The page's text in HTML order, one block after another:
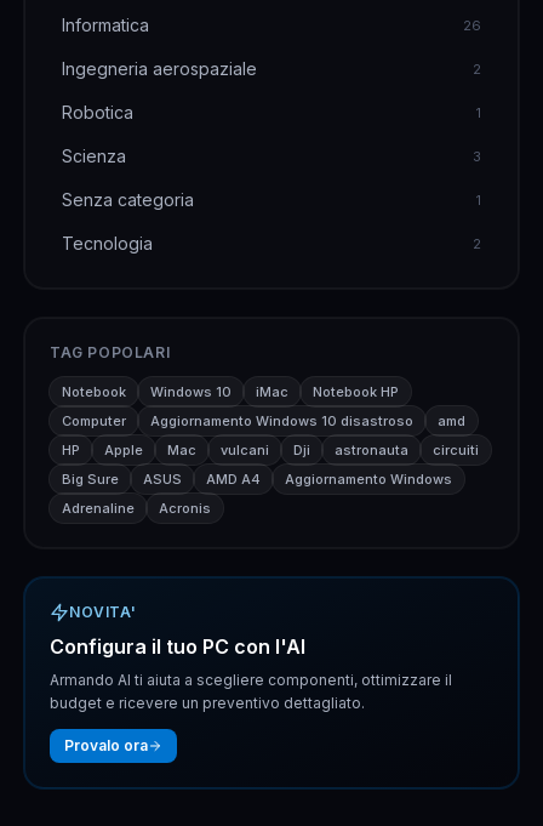
Informatica 26
Ingegneria aerospaziale 2
Robotica 1
Scienza 3
Senza categoria 1
Tecnologia 2
TAG POPOLARI
Notebook Windows 10 iMac
Notebook HP
Computer
Aggiornamento Windows 10 disastroso
amd
HP
Apple Mac vulcani Dji astronauta
circuiti
Big Sure
ASUS AMD A4
Aggiornamento Windows
Adrenaline
Acronis
NOVITA'
Configura il tuo PC con l'AI
Armando AI ti aiuta a scegliere componenti, ottimizzare il
budget e ricevere un preventivo dettagliato.
Provalo ora